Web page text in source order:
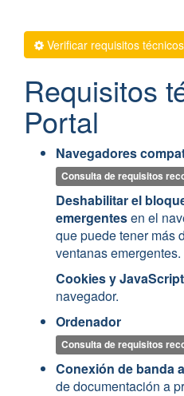
Verificar requisitos técnicos
Requisitos
Portal
Navegadores
Consulta de requisitos
Deshabilitar el
emergentesen el
que puede tener más
ventanas emergentes.
Cookies y JavaScript
navegador.
Ordenador
Consulta de requisitos
Conexión de banda
de documentación a